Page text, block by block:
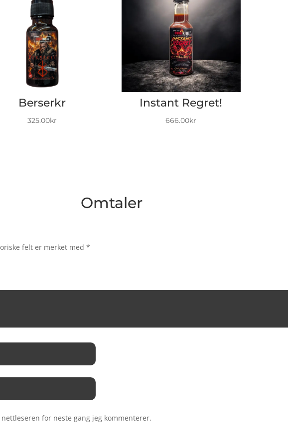
Berserkr
325.00kr
Instant Regret!
666.00kr
Omtaler
felt er merket med*
for neste gang jeg kommenterer.